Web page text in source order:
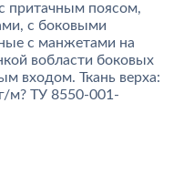
притачным поясом,
с боковыми
с манжетами на
вобласти боковых
входом. Ткань верха:
м? ТУ 8550-001-